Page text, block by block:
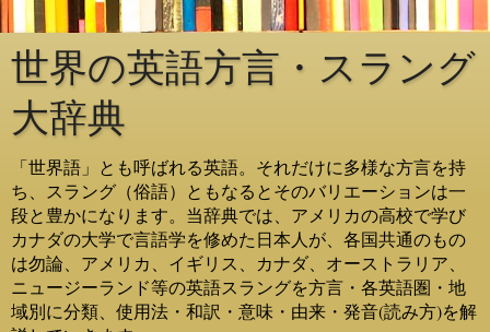
世界の英語方言・スラング
大辞典
「世界語」とも呼ばれる英語。それだけに多様な方言を持
ち、スラング（俗語）ともなるとそのバリエーションは一
段と豊かになります。当辞典では、アメリカの高校で学び
カナダの大学で言語学を修めた日本人が、各国共通のもの
は勿論、アメリカ、イギリス、カナダ、オーストラリア、
ニュージーランド等の英語スラングを方言・各英語圏・地
域別に分類、使用法・和訳・意味・由来・発音(読み方)を解